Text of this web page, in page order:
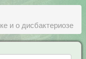
и о дисбактериозе